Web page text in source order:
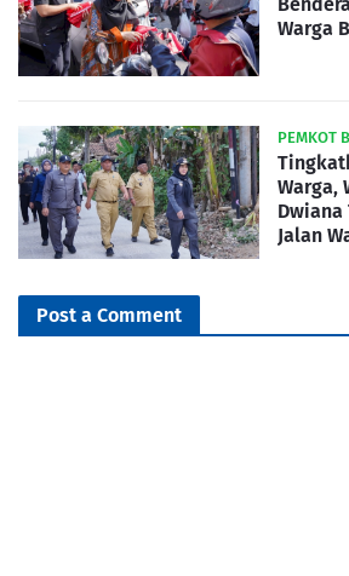
Warga
PEMKOT
Warga,
Jalan
Post a Comment